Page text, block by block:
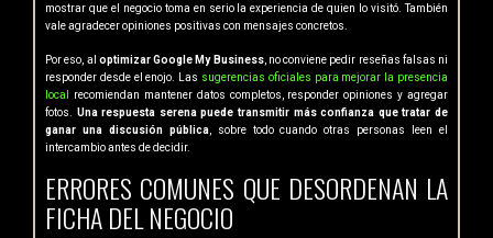
mostrar que el negocio toma en serio la experiencia de quien lo visitó. También
vale agradecer opiniones positivas con mensajes concretos.
Por eso, al optimizar Google My Business, no conviene pedir reseñas falsas ni
responder desde el enojo. Las sugerencias oficiales para mejorar la presencia
local
recomiendan mantener datos completos, responder opiniones y agregar
fotos. Una respuesta serena puede transmitir más confianza que tratar de
ganar una discusión pública, sobre todo cuando otras personas leen el
intercambio antes de decidir.
ERRORES COMUNES QUE DESORDENAN LA
FICHA DEL NEGOCIO